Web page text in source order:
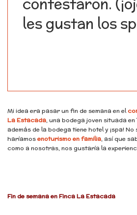
contestaron.
les gustan los
Mi idea era pasar un fin de semana en el
La Estacada, una bodega joven situada en
además de la bodega tiene hotel y ¡spa!
haríamosenoturismo en familia, así que
como a nosotras, nos gustaría la
Fin de semana en Finca La Estacada